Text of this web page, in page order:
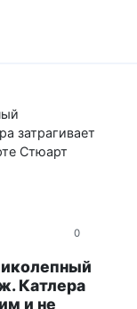
затрагивает
Стюарт
0
Катлера
и не